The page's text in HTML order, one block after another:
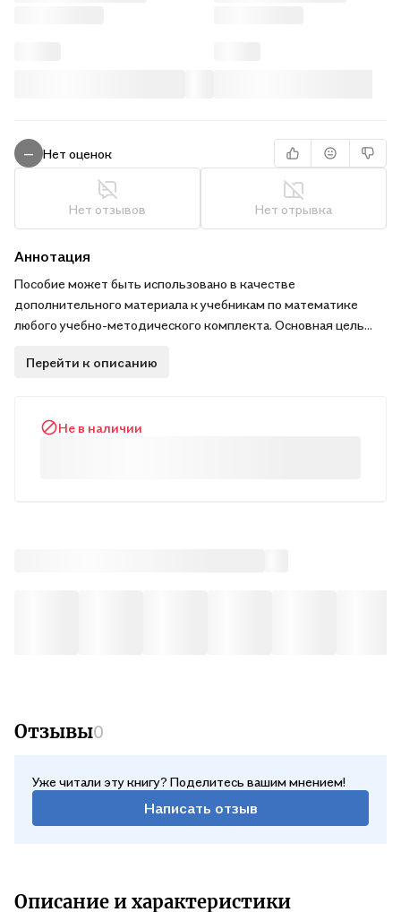
— Нет оценок
Нет отзывов Нет отрывка
Аннотация
Пособие может быть использовано в качестве
дополнительного материала к учебникам по математике
любого учебно-методического комплекта. Основная цель
развитие важнейших интеллектуальных качеств учащихся:
индивидуальной работы учащихся в школе и дома.
Перейти к описанию
Не в наличии
Отзывы0
Уже читали эту книгу? Поделитесь вашим мнением!
Написать отзыв
Описание и характеристики